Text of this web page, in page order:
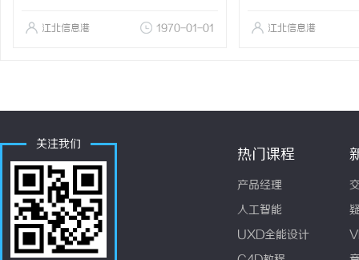
江北信息港 1970-01-01 江北信息港
关注我们
热门课程
产品经理
人工智能
UXD全能设计